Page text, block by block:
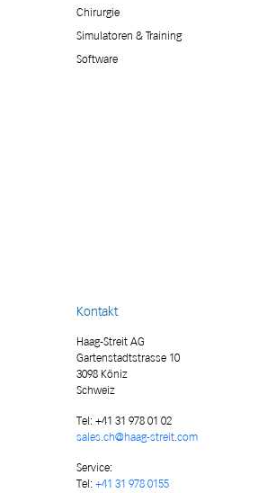
Chirurgie
Simulatoren & Training
Software
Kontakt
Haag-Streit AG
Gartenstadtstrasse 10
3098 Köniz
Schweiz
Tel: +41 31 978 01 02
sales.ch@haag-streit.com
Service:
Tel: +41 31 978 0155